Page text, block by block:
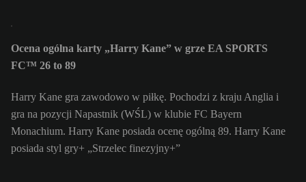
Ocena ogólna karty „Harry Kane” w grze EA SPORTS
FC™ 26 to 89
Harry Kane gra zawodowo w piłkę. Pochodzi z kraju Anglia i
gra na pozycji Napastnik (WŚL) w klubie FC Bayern
Monachium. Harry Kane posiada ocenę ogólną 89. Harry Kane
posiada styl gry+ „Strzelec finezyjny+”